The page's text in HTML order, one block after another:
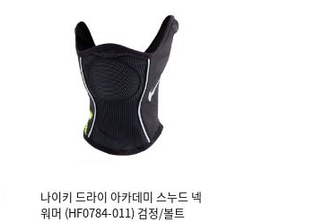
나이키 드라이 아카데미 스누드 넥
워머 (HF0784-011) 검정/볼트